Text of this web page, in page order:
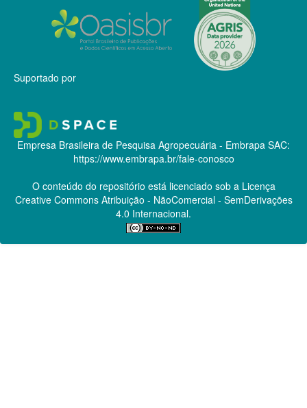
Suportado por
Empresa Brasileira de Pesquisa Agropecuária - Embrapa SAC:
https://www.embrapa.br/fale-conosco
O conteúdo do repositório está licenciado sob a Licença
Creative CommonsAtribuição - NãoComercial - SemDerivações
4.0 Internacional.